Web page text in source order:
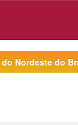
Nordeste do